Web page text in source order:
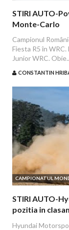
STIRI AUTO-
Monte-Carlo
Campionul
Fiesta R5 în
Junior WRC.
CONSTANTIN
CAMPIONATUL
STIRI AUTO-
pozitia in
Hyundai